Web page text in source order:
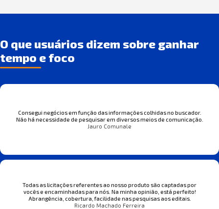
O que usuários dizem sobre ganhar
tempo e foco
Consegui negócios em função das informações colhidas no buscador.
Não há necessidade de pesquisar em diversos meios de comunicação.
Jauro Comunale
Todas as licitações referentes ao nosso produto são captadas por
vocês e encaminhadas para nós. Na minha opinião, está perfeito!
Abrangência, cobertura, facilidade nas pesquisas aos editais.
Ricardo Machado Ferreira